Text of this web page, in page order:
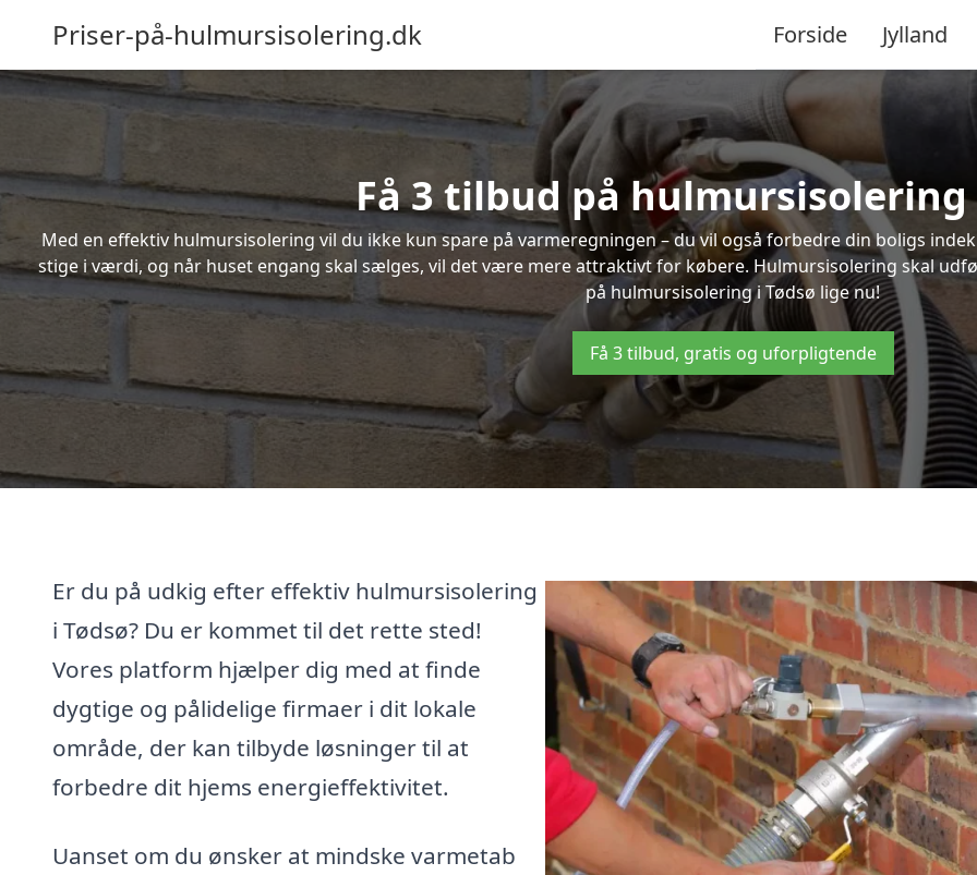
Priser-på-hulmursisolering.dk Forside Jylland
Få 3 tilbud på hulmursisolering
Med en effektiv hulmursisolering vil du ikke kun spare på varmeregningen – du vil også forbedre din boligs
stige i værdi, og når huset engang skal sælges, vil det være mere attraktivt for købere. Hulmursisolering skal
på hulmursisolering i Tødsø lige nu!
Få 3 tilbud, gratis og uforpligtende
Er du på udkig efter effektiv hulmursisolering
i Tødsø? Du er kommet til det rette sted!
Vores platform hjælper dig med at finde
dygtige og pålidelige firmaer i dit lokale
område, der kan tilbyde løsninger til at
forbedre dit hjems energieffektivitet.
Uanset om du ønsker at mindske varmetab